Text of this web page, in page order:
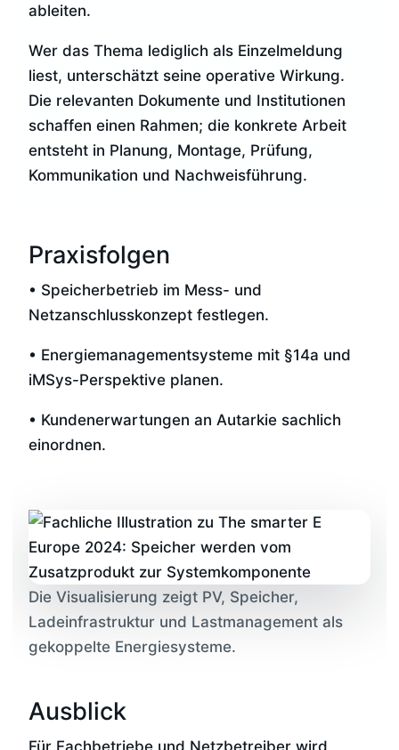
ableiten.
Wer das Thema lediglich als Einzelmeldung
liest, unterschätzt seine operative Wirkung.
Die relevanten Dokumente und Institutionen
schaffen einen Rahmen; die konkrete Arbeit
entsteht in Planung, Montage, Prüfung,
Kommunikation und Nachweisführung.
Praxisfolgen
• Speicherbetrieb im Mess- und
Netzanschlusskonzept festlegen.
• Energiemanagementsysteme mit §14a und
iMSys-Perspektive planen.
• Kundenerwartungen an Autarkie sachlich
einordnen.
Die Visualisierung zeigt PV, Speicher,
Ladeinfrastruktur und Lastmanagement als
gekoppelte Energiesysteme.
Ausblick
Für Fachbetriebe und Netzbetreiber wird